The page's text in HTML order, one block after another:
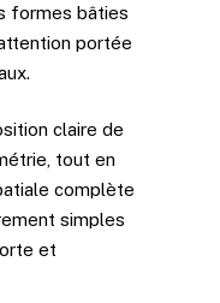
formes bâties
portée
claire de
tout en
complète
simples
et